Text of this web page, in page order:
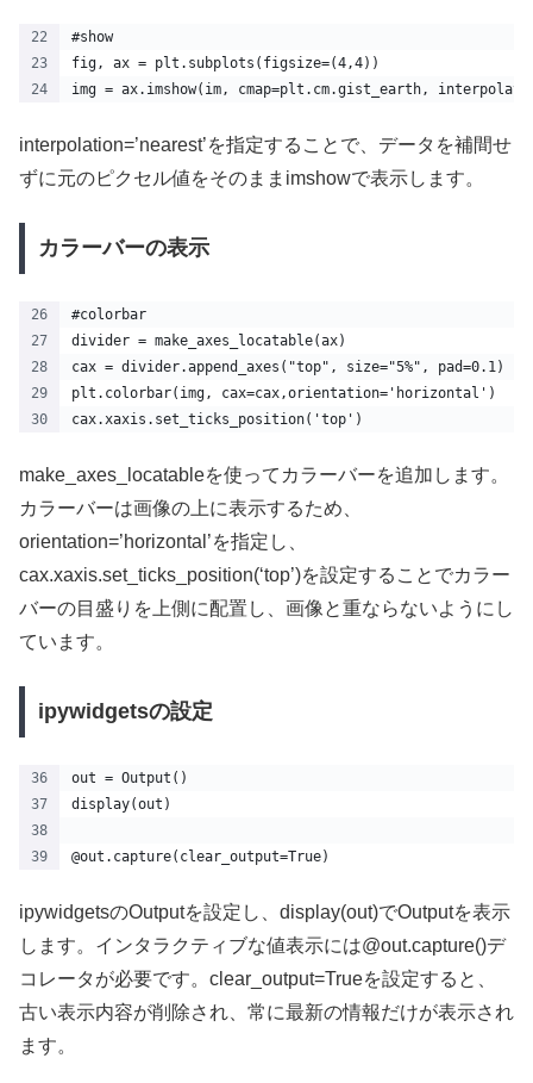
#show
fig, ax = plt.subplots(figsize=(4,4))
img = ax.imshow(im, cmap=plt.cm.gist_earth,
interpolation=’nearest’を指定することで、データを補間せ
ずに元のピクセル値をそのままimshowで表示します。
カラーバーの表示
#colorbar
divider = make_axes_locatable(ax)
cax = divider.append_axes("top", size="5%", pad=0.1)
plt.colorbar(img, cax=cax,orientation='horizontal')
cax.xaxis.set_ticks_position('top')
make_axes_locatableを使ってカラーバーを追加します。
カラーバーは画像の上に表示するため、
orientation=’horizontal’を指定し、
cax.xaxis.set_ticks_position(‘top’)を設定することでカラー
バーの目盛りを上側に配置し、画像と重ならないようにし
ています。
ipywidgetsの設定
out = Output()
display(out)
@out.capture(clear_output=True)
ipywidgetsのOutputを設定し、display(out)でOutputを表示
します。インタラクティブな値表示には@out.capture()デ
コレータが必要です。clear_output=Trueを設定すると、
古い表示内容が削除され、常に最新の情報だけが表示され
ます。